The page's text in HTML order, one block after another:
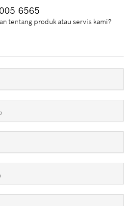
6565
tentang produk atau servis kami?